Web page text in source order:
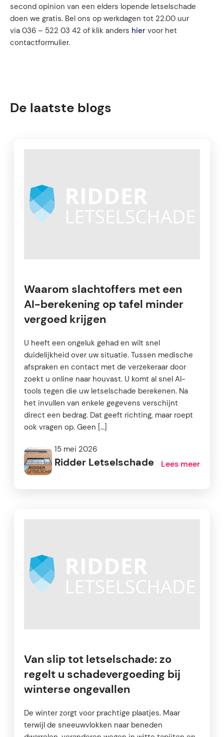
second opinion van een elders lopende letselschade
doen we gratis. Bel ons op werkdagen tot 22.00 uur
via 036 – 522 03 42 of klik anders hier voor het
contactformulier.
De laatste blogs
Waarom slachtoffers met een
AI-berekening op tafel minder
vergoed krijgen
U heeft een ongeluk gehad en wilt snel
duidelijkheid over uw situatie. Tussen medische
afspraken en contact met de verzekeraar door
zoekt u online naar houvast. U komt al snel AI-
tools tegen die uw letselschade berekenen. Na
het invullen van enkele gegevens verschijnt
direct een bedrag. Dat geeft richting, maar roept
ook vragen op. Geen […]
15 mei 2026
Ridder Letselschade Lees meer
Van slip tot letselschade: zo
regelt u schadevergoeding bij
winterse ongevallen
De winter zorgt voor prachtige plaatjes. Maar
terwijl de sneeuwvlokken naar beneden